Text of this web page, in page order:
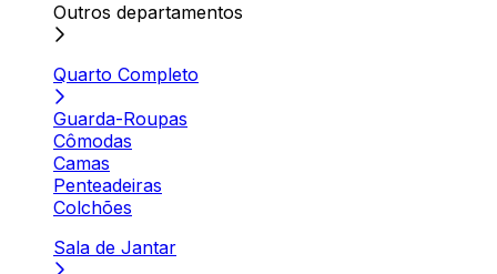
Outros departamentos
Quarto Completo
Guarda-Roupas
Cômodas
Camas
Penteadeiras
Colchões
Sala de Jantar